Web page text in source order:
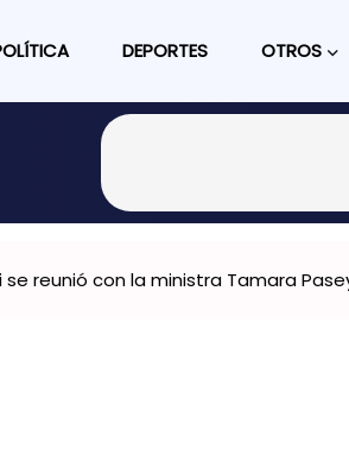
DEPORTES OTROS
se reunió con la ministra Tamara